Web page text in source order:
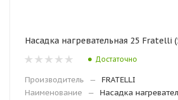
Насадка нагревательная 25 Fratelli
Достаточно
Производитель —
FRATELLI
Наименование
—
Насадка